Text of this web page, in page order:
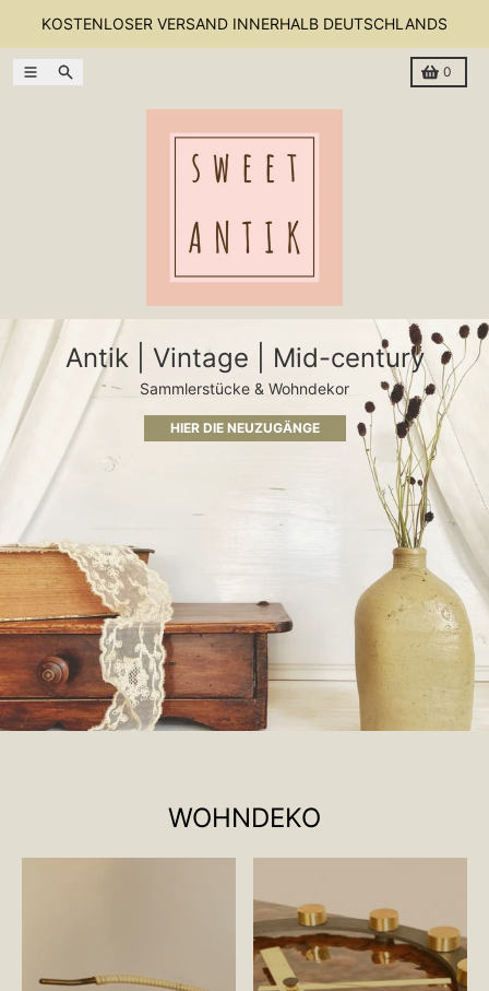
Direkt zum Inhalt
KOSTENLOSER VERSAND INNERHALB DEUTSCHLANDS
MenüSuchen 0
Antik | Vintage | Mid-century
Sammlerstücke & Wohndekor
HIER DIE NEUZUGÄNGE
WOHNDEKO